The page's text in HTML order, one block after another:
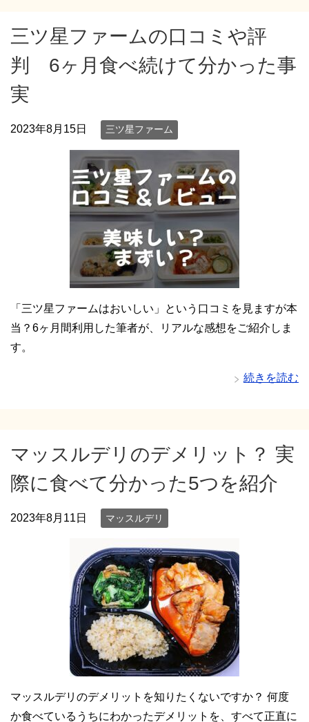
三ツ星ファームの口コミや評
判 6ヶ月食べ続けて分かった事
実
2023年8月15日 三ツ星ファーム
「三ツ星ファームはおいしい」という口コミを見ますが本
当？6ヶ月間利用した筆者が、リアルな感想をご紹介しま
す。
続きを読む
マッスルデリのデメリット？ 実
際に食べて分かった5つを紹介
2023年8月11日 マッスルデリ
マッスルデリのデメリットを知りたくないですか？ 何度
か食べているうちにわかったデメリットを、すべて正直に